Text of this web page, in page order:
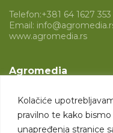
Kolačiće
pravilno te kako
unapređenja stranice
Telefon:+381 64 1627 353
Email:
www.agromedia.rs
Agromedia
Svet poljoprivrede
Marketing usluge